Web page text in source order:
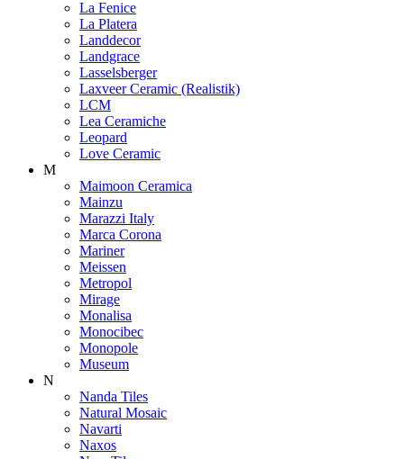
La Fenice
La Platera
Landdecor
Landgrace
Lasselsberger
Laxveer Ceramic (Realistik)
LCM
Lea Ceramiche
Leopard
Love Ceramic
M
Maimoon Ceramica
Mainzu
Marazzi Italy
Marca Corona
Mariner
Meissen
Metropol
Mirage
Monalisa
Monocibec
Monopole
Museum
N
Nanda Tiles
Natural Mosaic
Navarti
Naxos